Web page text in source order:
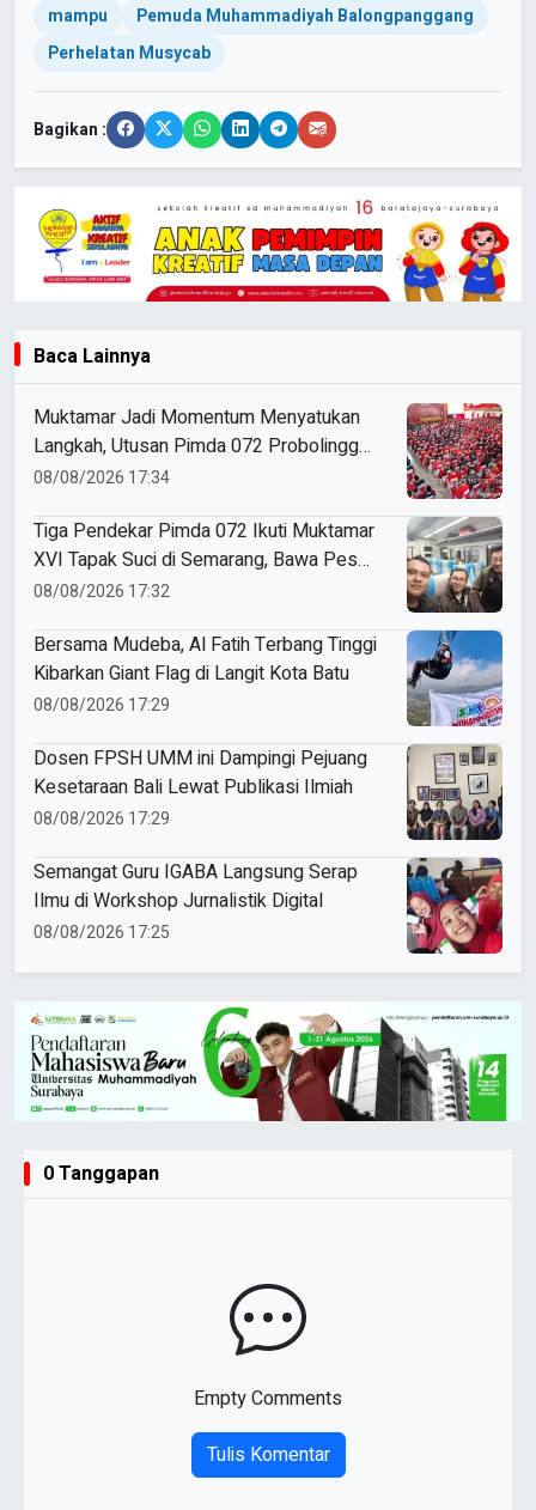
mampu
Pemuda Muhammadiyah Balongpanggang
Perhelatan Musycab
Bagikan :
Baca Lainnya
Muktamar Jadi Momentum Menyatukan
Langkah, Utusan Pimda 072 Probolinggo
Bawa Harapan untuk Tapak Suci
08/08/2026 17:34
Tiga Pendekar Pimda 072 Ikuti Muktamar
XVI Tapak Suci di Semarang, Bawa Pesan
Penguatan Kaderisasi
08/08/2026 17:32
Bersama Mudeba, Al Fatih Terbang Tinggi
Kibarkan Giant Flag di Langit Kota Batu
08/08/2026 17:29
Dosen FPSH UMM ini Dampingi Pejuang
Kesetaraan Bali Lewat Publikasi Ilmiah
08/08/2026 17:29
Semangat Guru IGABA Langsung Serap
Ilmu di Workshop Jurnalistik Digital
08/08/2026 17:25
0 Tanggapan
Empty Comments
Tulis Komentar